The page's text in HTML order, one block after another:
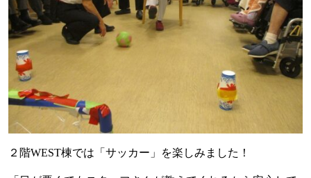
２階WEST棟では「サッカー」を楽しみました！